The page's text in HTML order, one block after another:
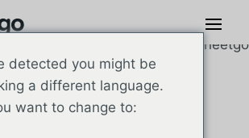
Planilhas Google
detected you might be
a different language.
want to change to: